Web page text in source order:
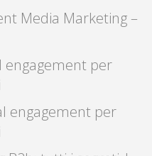
Media Marketing –
engagement per
engagement per